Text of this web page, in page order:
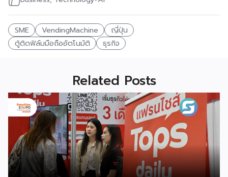
SME VendingMachine
ญี่ปุ่น
ตู้ติดฟิล์มมือถืออัตโนมัติ
ธุรกิจ
Related Posts